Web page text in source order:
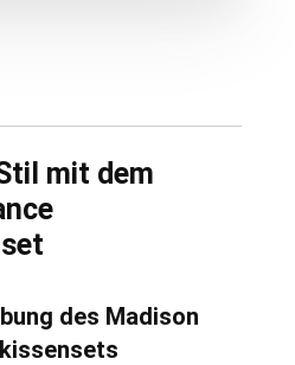
mit dem
des Madison